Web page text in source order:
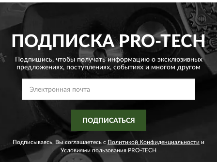
ПОДПИСКАPRO-TECH
Подпишись, чтобы получать информацию о эксклюзивных
предложениях, поступлениях, событиях и многом другом
ПОДПИСАТЬСЯ
Подписываясь, Вы соглашаетесь с Политикой Конфиденциальности и
Условиями пользования PRO-TECH